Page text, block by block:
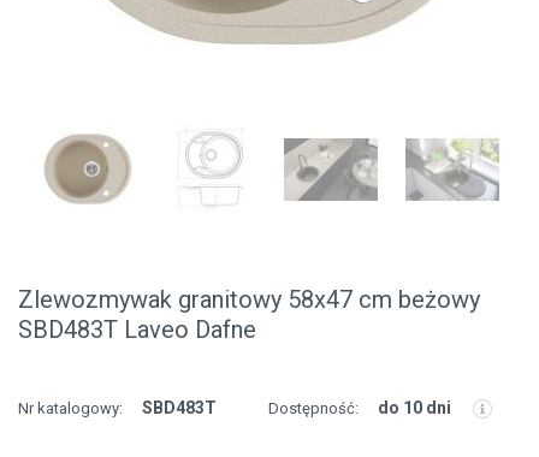
Zlewozmywak granitowy 58x47 cm beżowy
SBD483T Laveo Dafne
Nr katalogowy: SBD483T Dostępność: do 10 dni